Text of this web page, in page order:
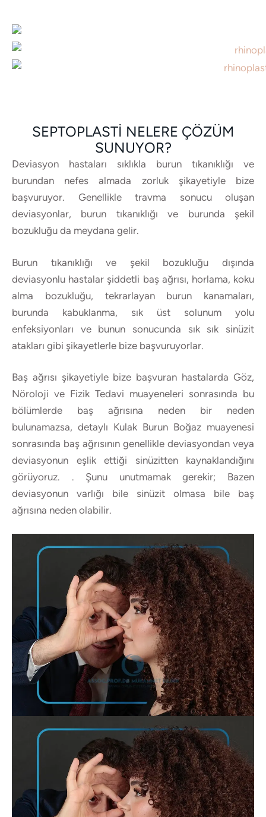
SEPTOPLASTI NELERE ÇÖZÜM
SUNUYOR?
Deviasyon hastaları sıklıkla burun tıkanıklığı ve
burundan nefes almada zorluk şikayetiyle bize
başvuruyor. Genellikle travma sonucu oluşan
deviasyonlar, burun tıkanıklığı ve burunda şekil
bozukluğu da meydana gelir.
Burun tıkanıklığı ve şekil bozukluğu dışında
deviasyonlu hastalar şiddetli baş ağrısı, horlama, koku
alma bozukluğu, tekrarlayan burun kanamaları,
burunda kabuklanma, sık üst solunum yolu
enfeksiyonları ve bunun sonucunda sık sık sinüzit
atakları gibi şikayetlerle bize başvuruyorlar.
Baş ağrısı şikayetiyle bize başvuran hastalarda Göz,
Nöroloji ve Fizik Tedavi muayeneleri sonrasında bu
bölümlerde baş ağrısına neden bir neden
bulunamazsa, detaylı Kulak Burun Boğaz muayenesi
sonrasında baş ağrısının genellikle deviasyondan veya
deviasyonun eşlik ettiği sinüzitten kaynaklandığını
görüyoruz. . Şunu unutmamak gerekir; Bazen
deviasyonun varlığı bile sinüzit olmasa bile baş
ağrısına neden olabilir.